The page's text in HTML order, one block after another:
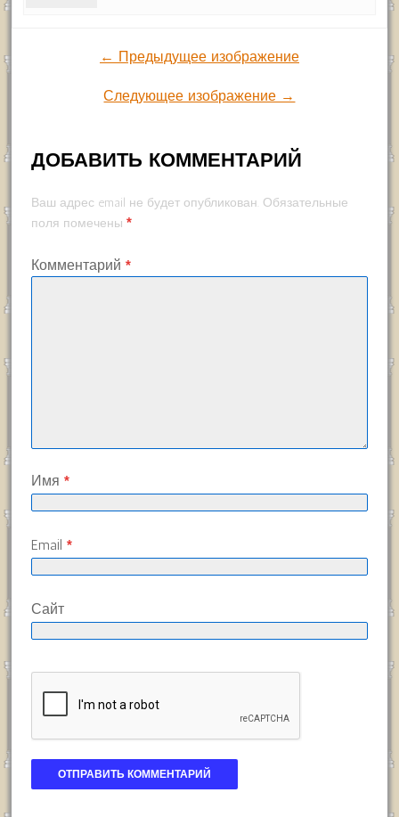
← Предыдущее изображение
Следующее изображение →
ДОБАВИТЬ КОММЕНТАРИЙ
Ваш адрес email не будет опубликован. Обязательные
поля помечены *
Комментарий *
Имя *
Email *
Сайт